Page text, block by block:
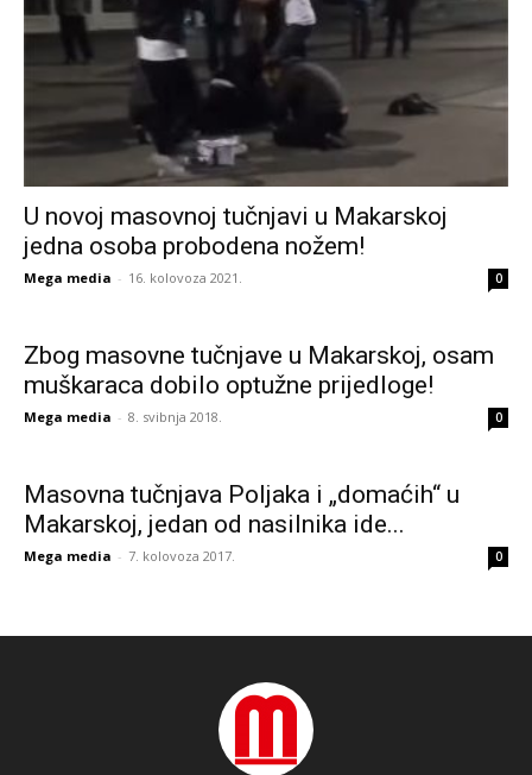
U novoj masovnoj tučnjavi u Makarskoj
jedna osoba probodena nožem!
Mega media - 16. kolovoza 2021. 0
Zbog masovne tučnjave u Makarskoj, osam
muškaraca dobilo optužne prijedloge!
Mega media - 8. svibnja 2018. 0
Masovna tučnjava Poljaka i „domaćih“ u
Makarskoj, jedan od nasilnika ide...
Mega media - 7. kolovoza 2017. 0